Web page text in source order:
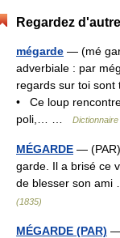
Regardez
mégarde — (mé gar
adverbiale : par
regards sur toi sont
• Ce loup
poli,… …
MÉGARDE —
garde. Il a brisé ce
de blesser son
(1835)
MÉGARDE (PAR) —